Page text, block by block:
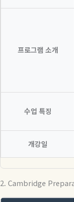
프로그램 소개
수업 특징
개강일
2. Cambridge